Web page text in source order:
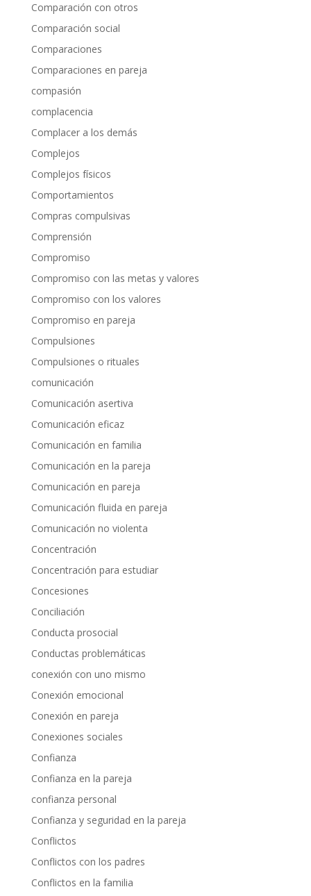
Comparación con otros
Comparación social
Comparaciones
Comparaciones en pareja
compasión
complacencia
Complacer a los demás
Complejos
Complejos físicos
Comportamientos
Compras compulsivas
Comprensión
Compromiso
Compromiso con las metas y valores
Compromiso con los valores
Compromiso en pareja
Compulsiones
Compulsiones o rituales
comunicación
Comunicación asertiva
Comunicación eficaz
Comunicación en familia
Comunicación en la pareja
Comunicación en pareja
Comunicación fluida en pareja
Comunicación no violenta
Concentración
Concentración para estudiar
Concesiones
Conciliación
Conducta prosocial
Conductas problemáticas
conexión con uno mismo
Conexión emocional
Conexión en pareja
Conexiones sociales
Confianza
Confianza en la pareja
confianza personal
Confianza y seguridad en la pareja
Conflictos
Conflictos con los padres
Conflictos en la familia